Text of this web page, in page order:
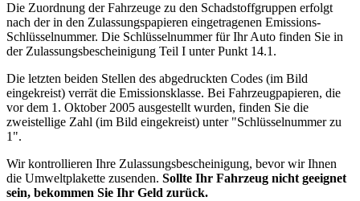
Die Zuordnung der Fahrzeuge zu den Schadstoffgruppen erfolgt
nach der in den Zulassungspapieren eingetragenen Emissions-
Schlüsselnummer. Die Schlüsselnummer für Ihr Auto finden Sie in
der Zulassungsbescheinigung Teil I unter Punkt 14.1.
Die letzten beiden Stellen des abgedruckten Codes (im Bild
eingekreist) verrät die Emissionsklasse. Bei Fahrzeugpapieren, die
vor dem 1. Oktober 2005 ausgestellt wurden, finden Sie die
zweistellige Zahl (im Bild eingekreist) unter "Schlüsselnummer zu
1".
Wir kontrollieren Ihre Zulassungsbescheinigung, bevor wir Ihnen
die Umweltplakette zusenden. Sollte Ihr Fahrzeug nicht geeignet
sein, bekommen Sie Ihr Geld zurück.